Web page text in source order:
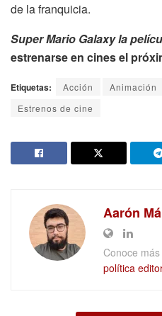
de la franquicia.
Super Mario Galaxy la
estrenarse en cines el
Etiquetas: Acción Animación
Estrenos de cine
Aarón
Conoce
política